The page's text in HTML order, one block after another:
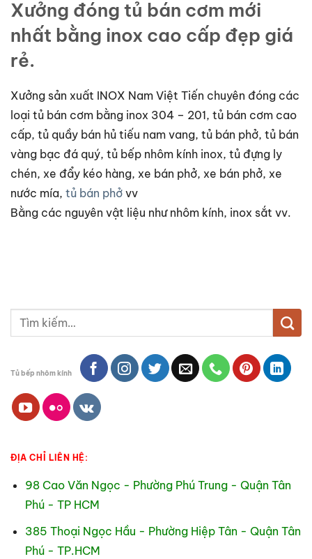
Xưởng đóng tủ bán cơm mới
nhất bằng inox cao cấp đẹp giá
rẻ.
Xưởng sản xuất INOX Nam Việt Tiến chuyên đóng các
loại tủ bán cơm bằng inox 304 – 201, tủ bán cơm cao
cấp, tủ quầy bán hủ tiếu nam vang, tủ bán phở, tủ bán
vàng bạc đá quý, tủ bếp nhôm kính inox, tủ đựng ly
chén, xe đẩy kéo hàng, xe bán phở, xe bán phở, xe
nước mía, tủ bán phở vv
Bằng các nguyên vật liệu như nhôm kính, inox sắt vv.
Tìm
kiếm:
Tủ bếp nhôm kính
ĐỊA CHỈ LIÊN HỆ:
98 Cao Văn Ngọc - Phường Phú Trung - Quận Tân
Phú - TP HCM
385 Thoại Ngọc Hầu - Phường Hiệp Tân - Quận Tân
Phú - TP.HCM